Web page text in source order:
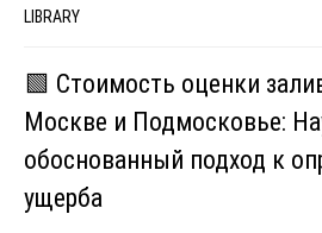
LIBRARY
🟩 Стоимость оценки
Москве и Подмосковье:
обоснованный подход к
ущерба